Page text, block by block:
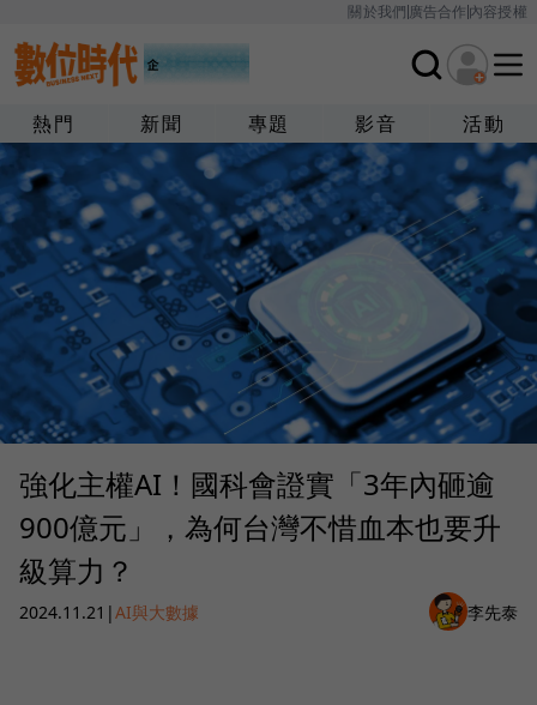
關於我們廣告合作內容授權
熱門 新聞 專題 影音 活動
強化主權AI！國科會證實「3年內砸逾
900億元」，為何台灣不惜血本也要升
級算力？
2024.11.21 |AI與大數據 李先泰